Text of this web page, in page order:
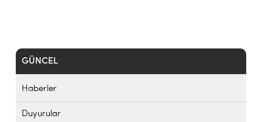
GÜNCEL
Haberler
Duyurular